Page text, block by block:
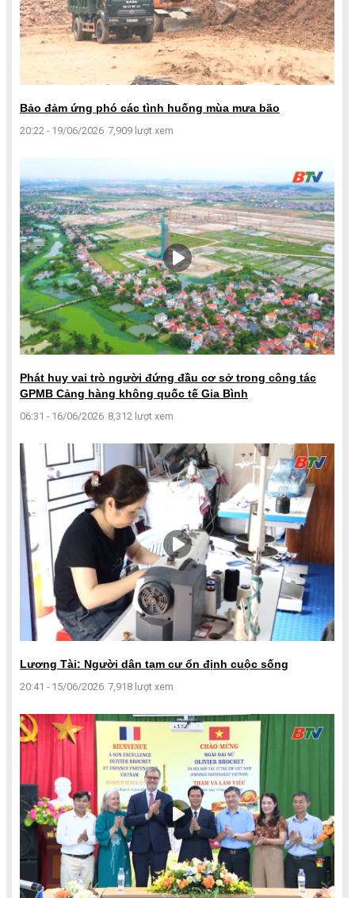
Bảo đảm ứng phó các tình huống mùa mưa bão
20:22 - 19/06/2026 7,909 lượt xem
Phát huy vai trò người đứng đầu cơ sở trong công tác
GPMB Cảng hàng không quốc tế Gia Bình
06:31 - 16/06/2026 8,312 lượt xem
Lương Tài: Người dân tạm cư ổn định cuộc sống
20:41 - 15/06/2026 7,918 lượt xem